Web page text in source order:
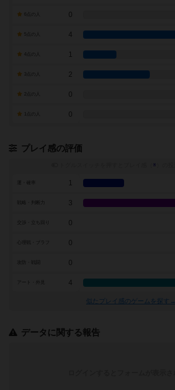
0
4
1
2
0
0
プレイ感の評価
※
1
戦略・判断力 3
0
0
0
アート・外見 4
似たプレイ感のゲームを探す→
データに関する報告